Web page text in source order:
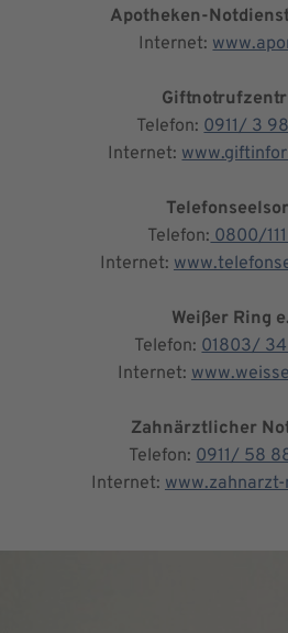
Apotheken-
Internet:
Telefon: 0911/ 3
Internet:
Telefon: 0800/111
Internet:
Weißer Ring
Telefon: 01803/
Internet:
Zahnärztlicher
Telefon: 0911/ 58
Internet: